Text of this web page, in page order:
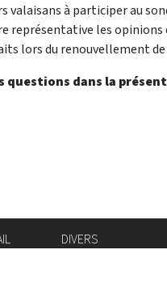
valaisans à participer au
représentative les opinions
lors du renouvellement
dans la
DIVERS